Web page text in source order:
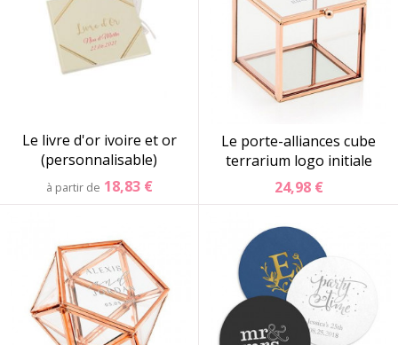
Le livre d'or ivoire et or
(personnalisable)
à partir de 18,83 €
Le porte-alliances cube
terrarium logo initiale
24,98 €